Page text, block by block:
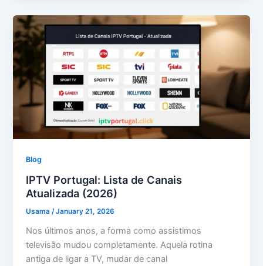
Blog
IPTV Portugal: Lista de Canais
Atualizada (2026)
Usama /January 21, 2026
Nos últimos anos, a forma como assistimos
televisão mudou completamente. Aquela rotina
antiga de ligar a TV, mudar de canal